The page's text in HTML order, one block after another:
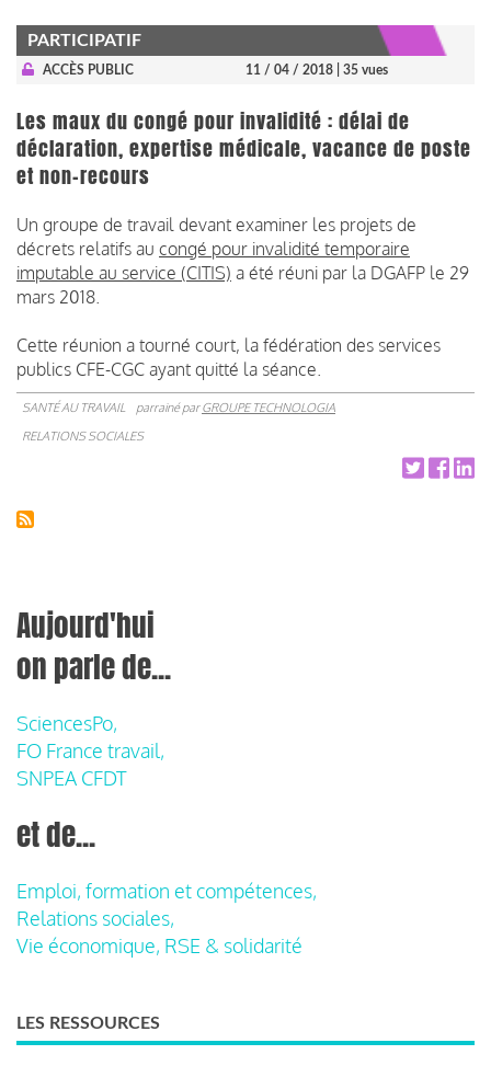
PARTICIPATIF
ACCÈS PUBLIC 11 / 04 / 2018 | 35 vues
Les maux du congé pour invalidité : délai de
déclaration, expertise médicale, vacance de poste
et non-recours
Un groupe de travail devant examiner les projets de
décrets relatifs au congé pour invalidité temporaire
imputable au service (CITIS) a été réuni par la DGAFP le 29
mars 2018.
Cette réunion a tourné court, la fédération des services
publics CFE-CGC ayant quitté la séance.
SANTÉ AU TRAVAIL parrainé parGROUPE TECHNOLOGIA
RELATIONS SOCIALES
Aujourd'hui
on parle de...
SciencesPo,
FO France travail,
SNPEA CFDT
et de...
Emploi, formation et compétences,
Relations sociales,
Vie économique, RSE & solidarité
LES RESSOURCES